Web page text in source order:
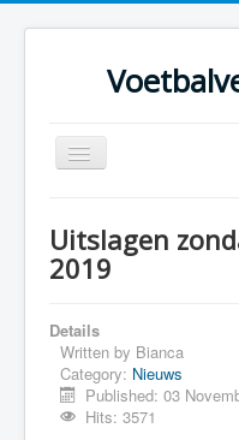
Toggle
Navigation
Over TPO
Foto's
Sponsoring
Programma
Uitslagen
2019
Details
Written by Bianca
Category: Nieuws
Published: 03
Hits: 3571